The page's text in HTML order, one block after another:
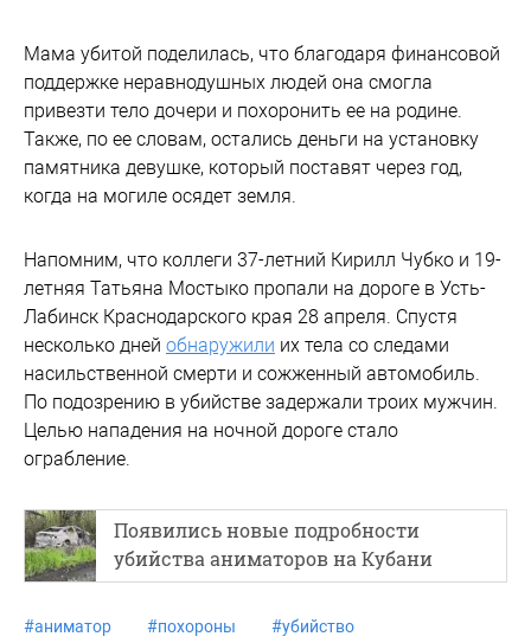
Мама убитой поделилась, что благодаря финансовой
поддержке неравнодушных людей она смогла
привезти тело дочери и похоронить ее на родине.
Также, по ее словам, остались деньги на установку
памятника девушке, который поставят через год,
когда на могиле осядет земля.
Напомним, что коллеги 37-летний Кирилл Чубко и 19-
летняя Татьяна Мостыко пропали на дороге в Усть-
Лабинск Краснодарского края 28 апреля. Спустя
несколько дней обнаружили их тела со следами
насильственной смерти и сожженный автомобиль.
По подозрению в убийстве задержали троих мужчин.
Целью нападения на ночной дороге стало
ограбление.
Появились новые подробности
убийства аниматоров на Кубани
#аниматор #похороны #убийство